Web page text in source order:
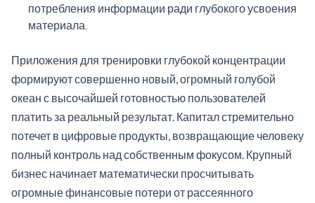
потребления информации ради глубокого усвоения
материала.
Приложения для тренировки глубокой концентрации
формируют совершенно новый, огромный голубой
океан с высочайшей готовностью пользователей
платить за реальный результат. Капитал стремительно
потечет в цифровые продукты, возвращающие человеку
полный контроль над собственным фокусом. Крупный
бизнес начинает математически просчитывать
огромные финансовые потери от рассеянного